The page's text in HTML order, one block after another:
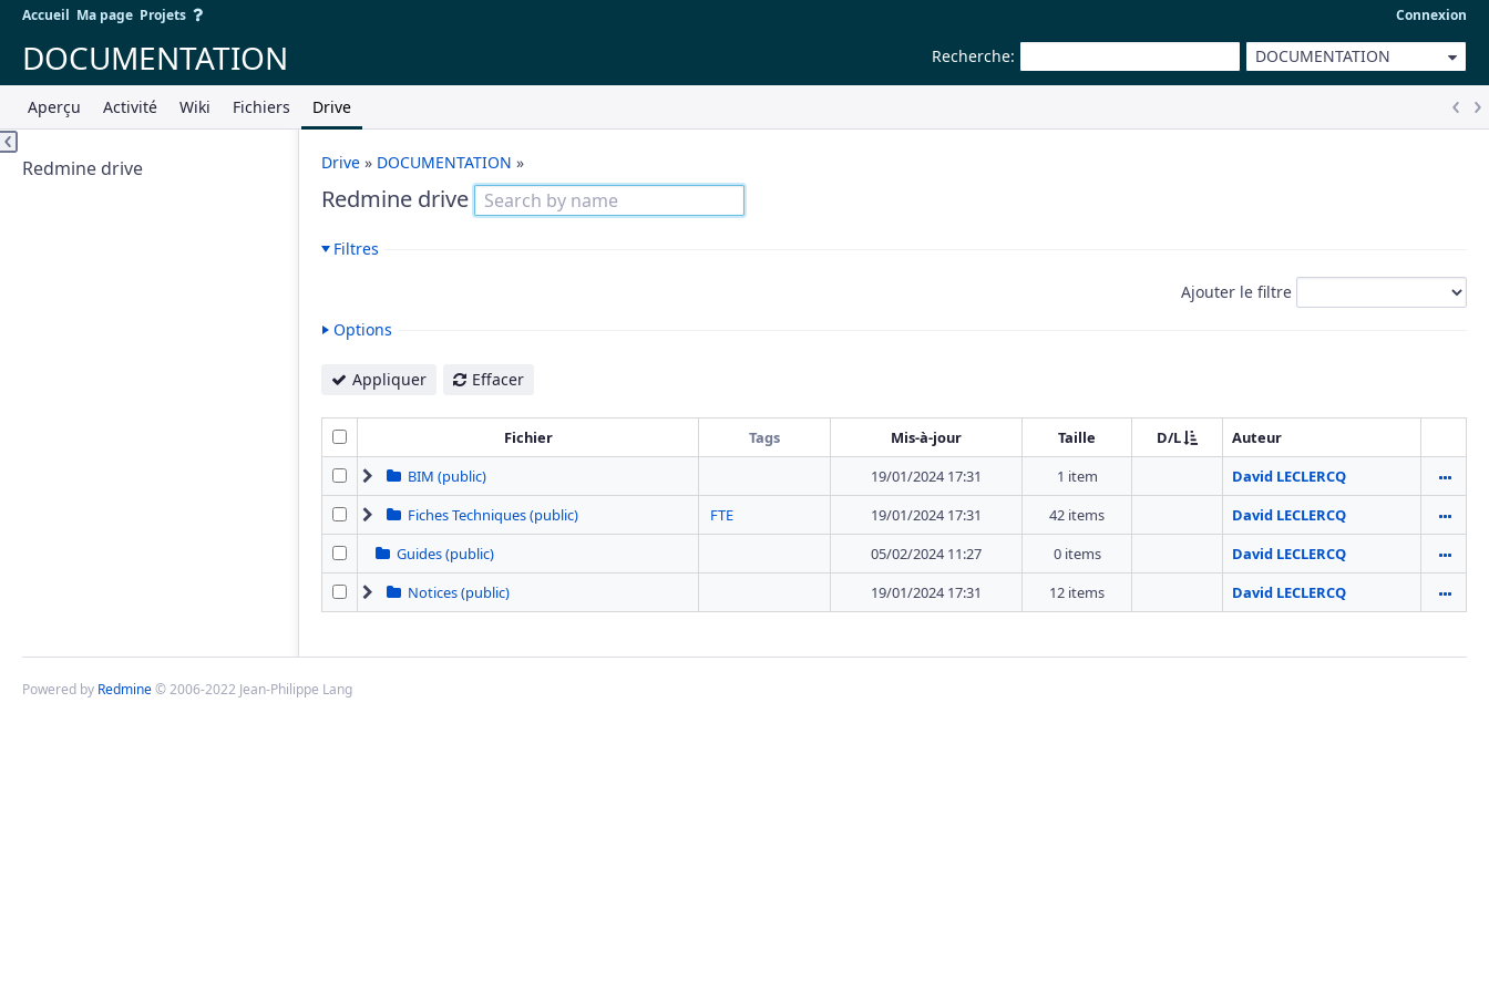
Connexion
Accueil Ma page Projets
Recherche: DOCUMENTATION
DOCUMENTATION
Aperçu Activité Wiki Fichiers Drive
Redmine drive Drive » DOCUMENTATION »
Redmine drive
Filtres
Ajouter le filtre
Options
Appliquer Effacer
Fichier Tags Mis-à-jour Taille D/L
Auteur
BIM (public)
19/01/2024 17:31 1 item
David LECLERCQ
Fiches Techniques (public)
FTE 19/01/2024 17:31 42 items
David LECLERCQ
Guides (public)
05/02/2024 11:27 0 items
David LECLERCQ
Notices (public)
19/01/2024 17:31 12 items David LECLERCQ
Powered by Redmine© 2006-2022 Jean-Philippe Lang